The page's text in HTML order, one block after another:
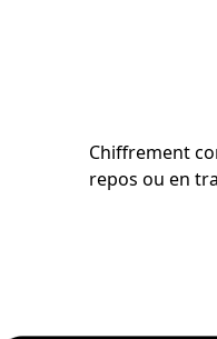
Chiffrement
repos ou en